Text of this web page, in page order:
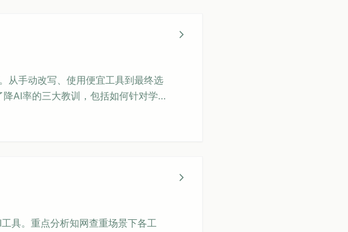
从手动改写、使用便宜工具到最终选
AI率的三大教训，包括如何针对学
门针对知网设计的工具成功将AI率
具。重点分析知网查重场景下各工